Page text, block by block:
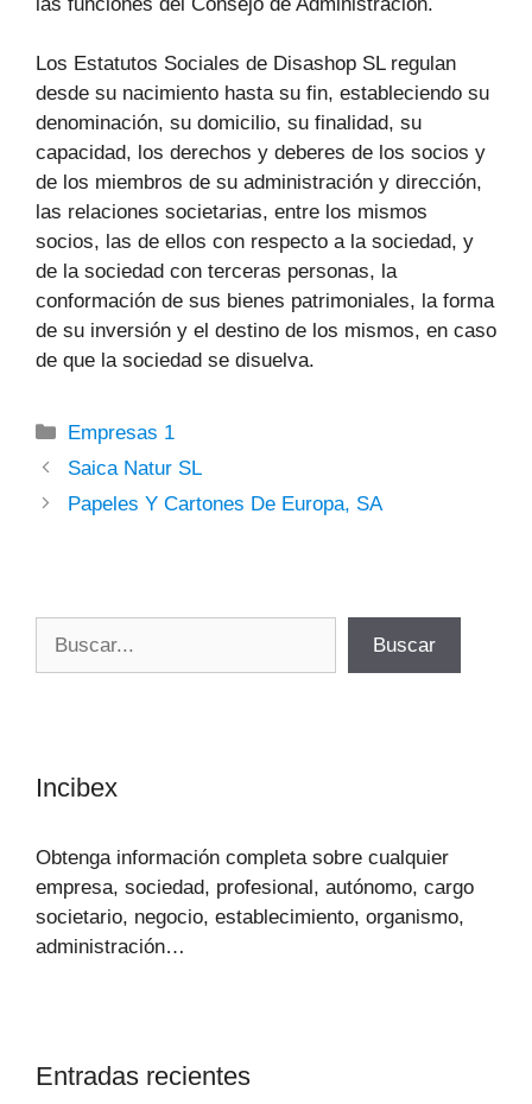
Los Estatutos Sociales de Disashop SL regulan
desde su nacimiento hasta su fin, estableciendo su
denominación, su domicilio, su finalidad, su
capacidad, los derechos y deberes de los socios y
de los miembros de su administración y dirección,
las relaciones societarias, entre los mismos
socios, las de ellos con respecto a la sociedad, y
de la sociedad con terceras personas, la
conformación de sus bienes patrimoniales, la forma
de su inversión y el destino de los mismos, en caso
de que la sociedad se disuelva.
Categorías
Empresas 1
Saica Natur SL
Papeles Y Cartones De Europa, SA
Buscar
Incibex
Obtenga información completa sobre cualquier
empresa, sociedad, profesional, autónomo, cargo
societario, negocio, establecimiento, organismo,
administración…
Entradas recientes